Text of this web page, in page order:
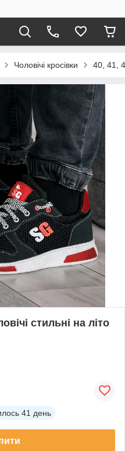
Чоловічі кросівки 40, 41,
стильні на літо
41 день